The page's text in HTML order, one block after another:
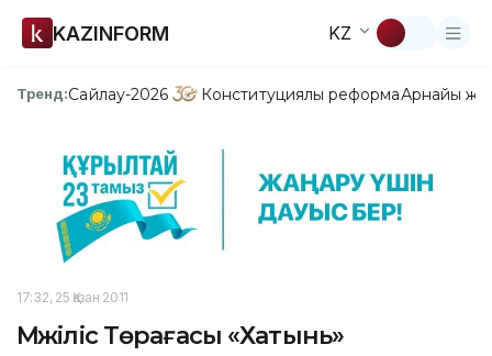
KAZINFORM KZ
Тренд:Сайлау-2026 Конституциялық реформаАрнайы
17:32, 25 Қазан 2011
Мәжіліс Төрағасы «Хатынь»